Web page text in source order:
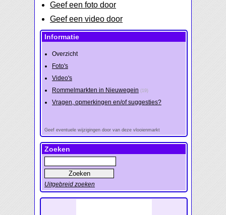
Geef een foto door
Geef een video door
Informatie
Overzicht
Foto's
Video's
Rommelmarkten in Nieuwegein (19)
Vragen, opmerkingen en/of suggesties?
Geef eventuele wijzigingen door van deze vlooienmarkt
Zoeken
Uitgebreid zoeken